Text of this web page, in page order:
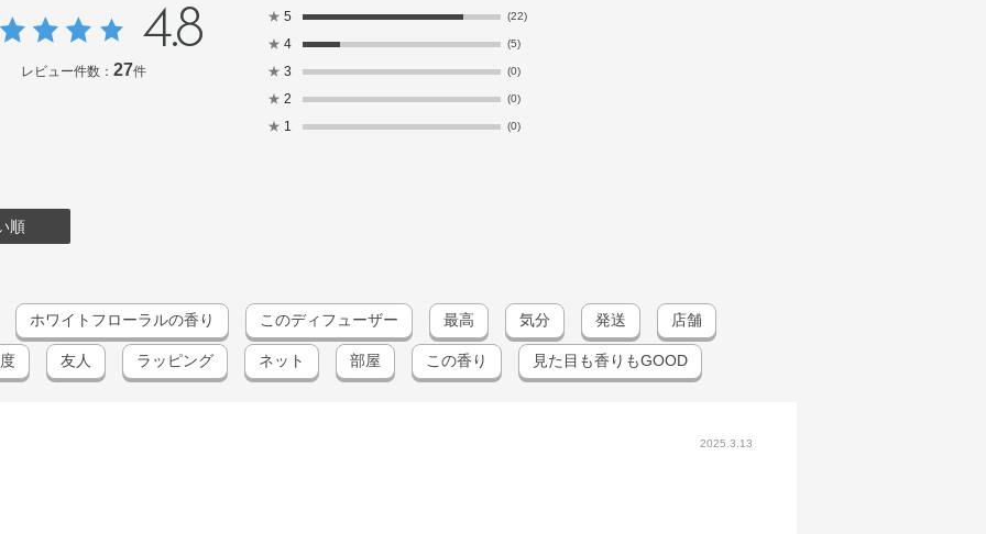
●容器が転倒しないよう、平らで安全な場所に置いて使用してください。
●スティックを差し込んでから、香りが広がるまでに数時間かかります。
●使用期間は1～2ヵ月ですが、使用する場所の環境やスティックの本数によって異なります。
4.8
レビュー件数： 27件
★ 5 (22)
★ 4 (5)
★ 3 (0)
★ 2 (0)
★ 1 (0)
順
ホワイトフローラルの香り このディフューザー 最高 気分 発送 店舗
友人 ラッピング ネット 部屋 この香り 見た目も香りもGOOD
2025.3.13